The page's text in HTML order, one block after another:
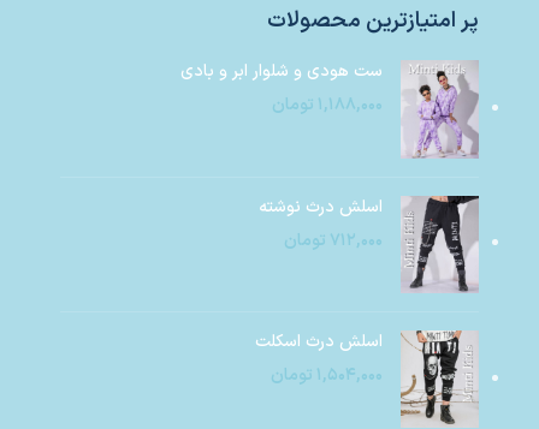
پر امتیازترین محصولات
ست هودی و شلوار ابر و بادی
۱,۱۸۸,۰۰۰ تومان
اسلش درث نوشته
۷۱۲,۰۰۰ تومان
اسلش درث اسکلت
۱,۵۰۴,۰۰۰ تومان